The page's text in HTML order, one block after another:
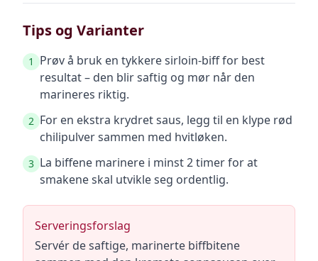
Tips og Varianter
1
Prøv å bruk en tykkere sirloin-biff for best
resultat – den blir saftig og mør når den
marineres riktig.
2 For en ekstra krydret saus, legg til en klype rød
chilipulver sammen med hvitløken.
3 La biffene marinere i minst 2 timer for at
smakene skal utvikle seg ordentlig.
Serveringsforslag
Servér de saftige, marinerte biffbitene